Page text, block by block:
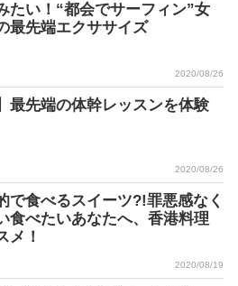
たい！“都会でサーフィン”女
最先端エクササイズ
2020/08/26
最先端の体幹レッスンを体験
2020/08/26
で食べるスイーツ?!罪悪感なく
食べたいあなたへ、香港料理
メ！
2020/08/19